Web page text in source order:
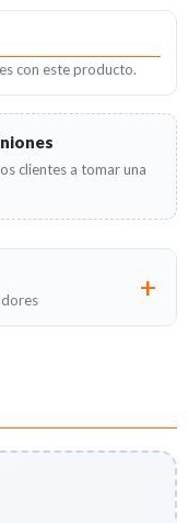
con este producto.
clientes a tomar una